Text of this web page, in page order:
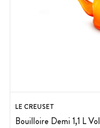
LE CREUSET
Bouilloire Demi 1,1 L